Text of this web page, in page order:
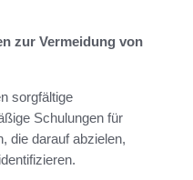
zur Vermeidung von
sorgfältige
Schulungen für
die darauf abzielen,